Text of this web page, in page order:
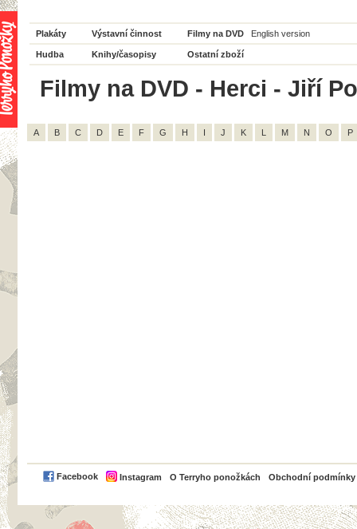
Plakáty Výstavní činnost Filmy na DVD English version
Hudba Knihy/časopisy Ostatní zboží
Filmy na DVD - Herci - Jiří
A B C D E F G H I J K L M N O P
Facebook Instagram O Terryho ponožkách Obchodní podmínky
PayPal